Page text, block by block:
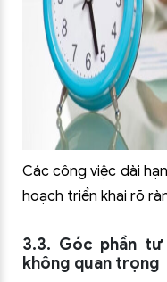
Các công việc dài
hoạch triển khai rõ
3.3. Góc phần
không quan trọng